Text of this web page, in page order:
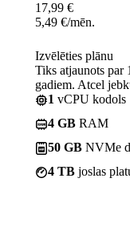
17,99 €
5,49 €/mēn.
Izvēlēties plānu
Tiks atjaunots par
gadiem. Atcel
1 vCPU kodols
4 GB RAM
50 GB NVMe
4 TB joslas